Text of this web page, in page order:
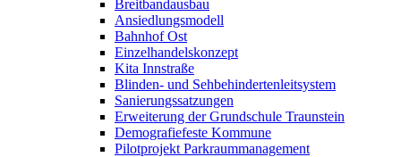
Breitbandausbau
Ansiedlungsmodell
Bahnhof Ost
Einzelhandelskonzept
Kita Innstraße
Blinden- und Sehbehindertenleitsystem
Sanierungssatzungen
Erweiterung der Grundschule Traunstein
Demografiefeste Kommune
Pilotprojekt Parkraummanagement